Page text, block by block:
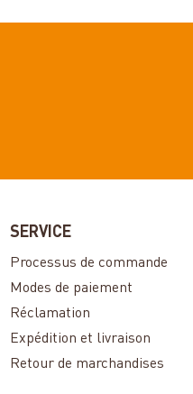
SERVICE
Processus de commande
Modes de paiement
Réclamation
Expédition et livraison
Retour de marchandises